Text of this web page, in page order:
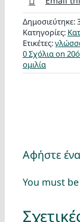
Δημοσιεύτηκε:
Κατηγορίες:
Ετικέτες:
0 Σχόλιαon
ομιλία
Αφήστε
You must be